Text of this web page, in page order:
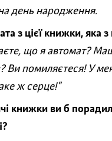
день народження.
з цієї книжки, яка
що я автомат?
Ви помиляєтеся! У
ж серце!"
книжки ви б